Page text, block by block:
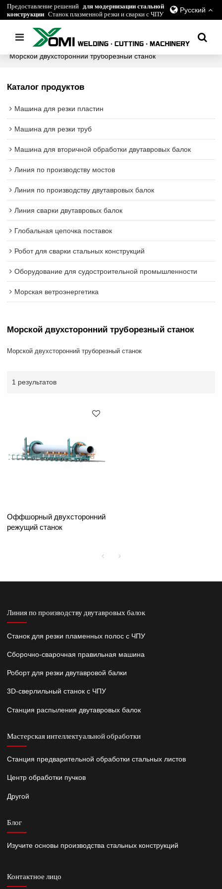
Предоставление решений для модернизации стальной
конструкции Станок плазменной резки и сварки с ЧПУ Русский
Главная / все / Морская ветроэнергетика
/
Морской двухсторонний труборезный станок
Каталог продуктов
Машина для резки пластин
Машина для резки труб
Машина для вторичной обработки двутавровых балок
Линия по производству мостов
Линия по производству двутавровых балок
Линия сварки двутавровых балок
Глобальная цепочка поставок
Робот для сварки стальных конструкций
Оборудование для судостроительной промышленности
Морская ветроэнергетика
Морской двухсторонний труборезный станок
Морской двухсторонний труборезный станок
1 результатов
Оффшорный двухсторонний
режущий станок
Линия по производству двутавровых балок
Станок для резки пламенных полос с ЧПУ
Сборочно-сварочная правильная машина
Роборт для резки двутавровой балки
3D-сверлильный станок с ЧПУ
Станция распыления двутавровых балок
Мастерская интеллектуальной обработки
Станция предварительной обработки стальных листов
Центр обработки пучков
Другой
Блог
Изучите основы производства стальных конструкций
Контактное лицо